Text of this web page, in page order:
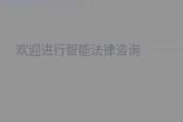
欢迎进行智能法律咨询